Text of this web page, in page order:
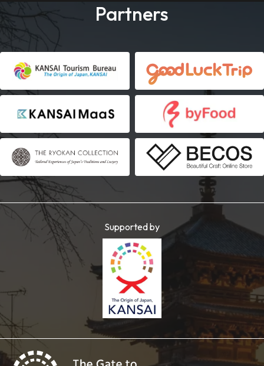
Partners
Supported by